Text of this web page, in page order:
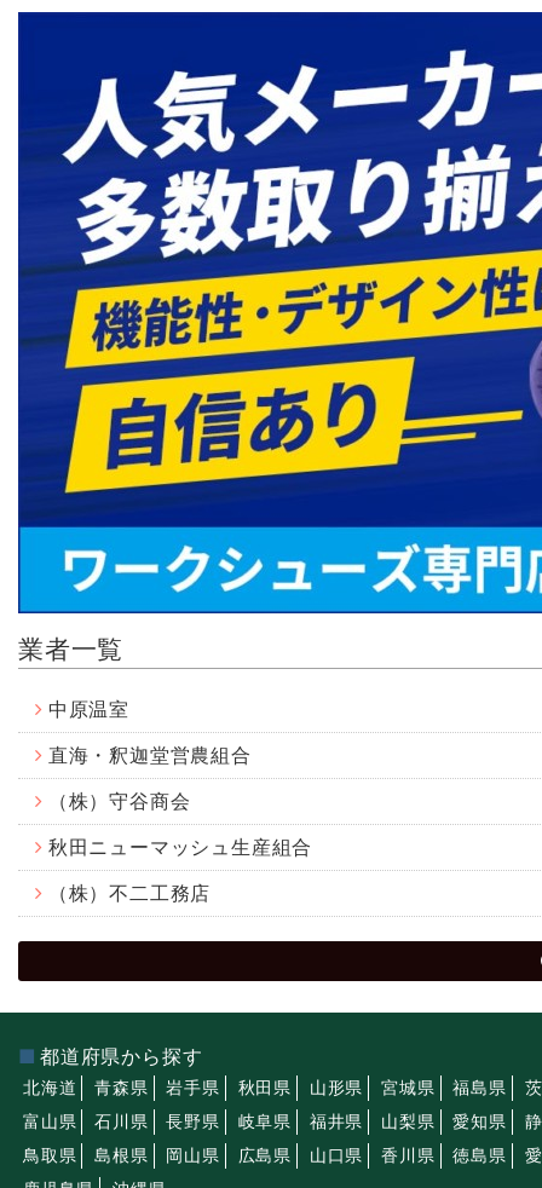
業者一覧
中原温室
直海・釈迦堂営農組合
（株）守谷商会
秋田ニューマッシュ生産組合
（株）不二工務店
都道府県から探す
北海道 青森県 岩手県 秋田県 山形県 宮城県 福島県
富山県
石川県 長野県 岐阜県 福井県 山梨県 愛知県
鳥取県
島根県 岡山県 広島県 山口県 香川県 徳島県